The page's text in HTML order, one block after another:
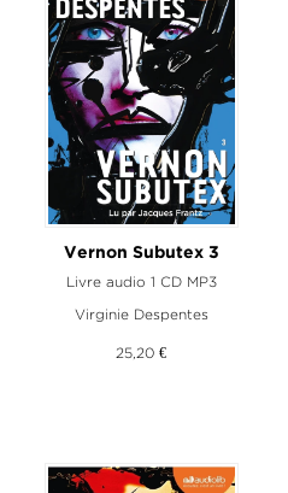
Vernon Subutex 3
Livre audio 1 CD MP3
Virginie Despentes
25,20 €